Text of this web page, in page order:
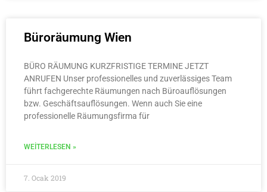
Büroräumung Wien
BÜRO RÄUMUNG KURZFRISTIGE TERMINE JETZT
ANRUFEN Unser professionelles und zuverlässiges Team
führt fachgerechte Räumungen nach Büroauflösungen
bzw. Geschäftsauflösungen. Wenn auch Sie eine
professionelle Räumungsfirma für
WEITERLESEN »
7. Ocak 2019